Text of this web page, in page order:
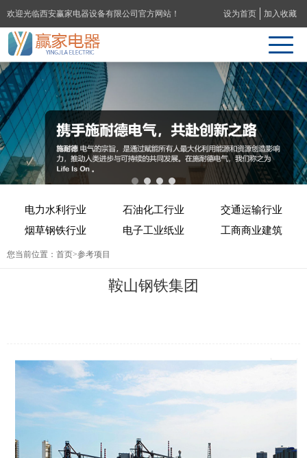
欢迎光临西安赢家电器设备有限公司官方网站！ 设为首页 加入收藏
电力水利行业 石油化工行业
交通运输行业
烟草钢铁行业
电子工业纸业 工商商业建筑
您当前位置： 首页>参考项目
鞍山钢铁集团